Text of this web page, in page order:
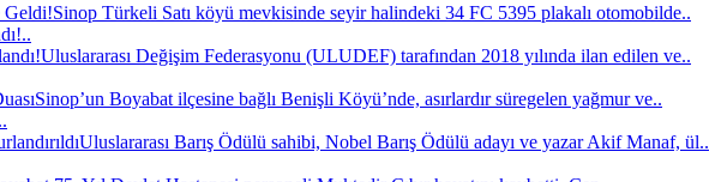
Sinop Türkeli Satı köyü mevkisinde seyir halindeki 34 FC 5395 plakalı otomobilde..
Uluslararası Değişim Federasyonu (ULUDEF) tarafından 2018 yılında ilan edilen ve..
Sinop’un Boyabat ilçesine bağlı Benişli Köyü’nde, asırlardır süregelen yağmur ve..
Uluslararası Barış Ödülü sahibi, Nobel Barış Ödülü adayı ve yazar Akif Manaf, ül..